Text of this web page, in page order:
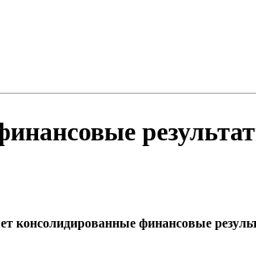
консолидированные финансовые